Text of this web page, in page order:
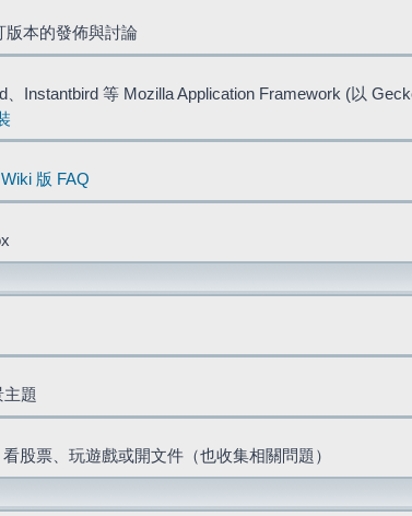
版本的發佈與討論
Instantbird 等 Mozilla Application Framework (以
Wiki 版 FAQ
題
股票、玩遊戲或開文件（也收集相關問題）